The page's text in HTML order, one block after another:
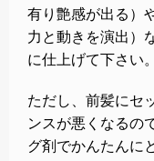
有り艶感が出る）
力と動きを演出）
に仕上げて下さい。
ただし、前髪にセ
ンスが悪くなるの
グ剤でかんたんに